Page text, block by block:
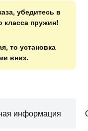
убедитесь в
класса пружин!
то установка
вниз.
информация